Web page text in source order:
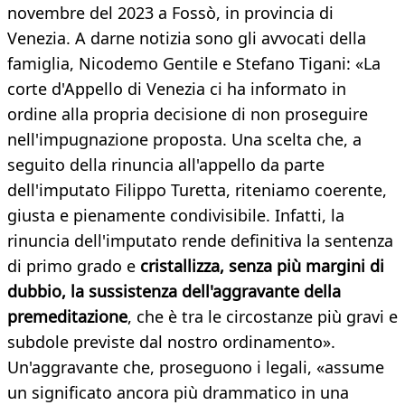
novembre del 2023 a Fossò, in provincia di
Venezia. A darne notizia sono gli avvocati della
famiglia, Nicodemo Gentile e Stefano Tigani: «La
corte d'Appello di Venezia ci ha informato in
ordine alla propria decisione di non proseguire
nell'impugnazione proposta. Una scelta che, a
seguito della rinuncia all'appello da parte
dell'imputato Filippo Turetta, riteniamo coerente,
giusta e pienamente condivisibile. Infatti, la
rinuncia dell'imputato rende definitiva la sentenza
di primo grado e cristallizza, senza più margini di
dubbio, la sussistenza dell'aggravante della
premeditazione, che è tra le circostanze più gravi e
subdole previste dal nostro ordinamento».
Un'aggravante che, proseguono i legali, «assume
un significato ancora più drammatico in una